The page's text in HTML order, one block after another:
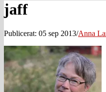
jaff
Publicerat: 05 sep 2013/Anna